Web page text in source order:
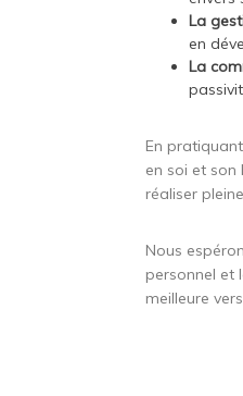
La
en
La
En
en soi et son
réaliser
Nous
personnel et
meilleure